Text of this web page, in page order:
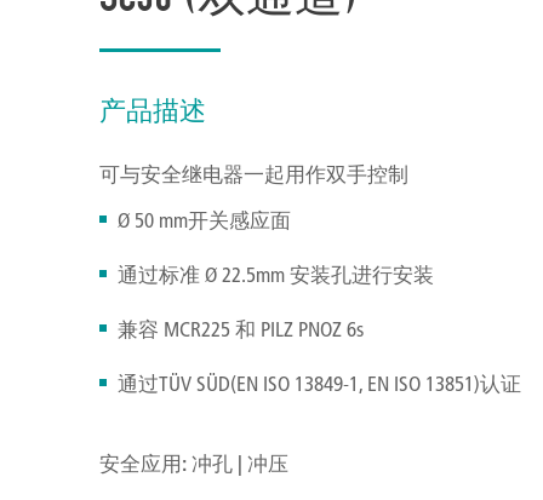
产品描述
可与安全继电器一起用作双手控制
Ø 50 mm开关感应面
通过标准 Ø 22.5mm 安装孔进行安装
兼容 MCR225 和 PILZ PNOZ 6s
通过TÜV SÜD(EN ISO 13849-1, EN ISO 13851)认证
安全应用: 冲孔 | 冲压